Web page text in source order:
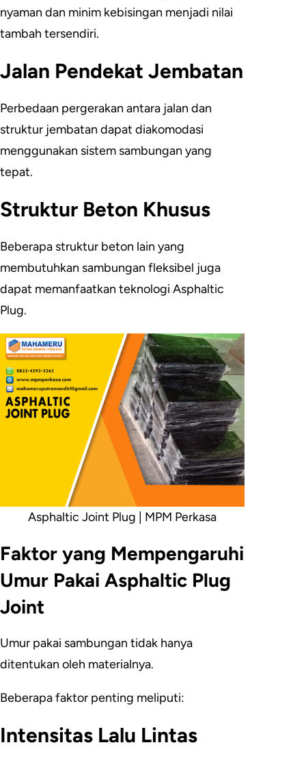
nyaman dan minim kebisingan menjadi nilai
tambah tersendiri.
Jalan Pendekat Jembatan
Perbedaan pergerakan antara jalan dan
struktur jembatan dapat diakomodasi
menggunakan sistem sambungan yang
tepat.
Struktur Beton Khusus
Beberapa struktur beton lain yang
membutuhkan sambungan fleksibel juga
dapat memanfaatkan teknologi Asphaltic
Plug.
Asphaltic Joint Plug | MPM Perkasa
Faktor yang Mempengaruhi
Umur Pakai Asphaltic Plug
Joint
Umur pakai sambungan tidak hanya
ditentukan oleh materialnya.
Beberapa faktor penting meliputi:
Intensitas Lalu Lintas